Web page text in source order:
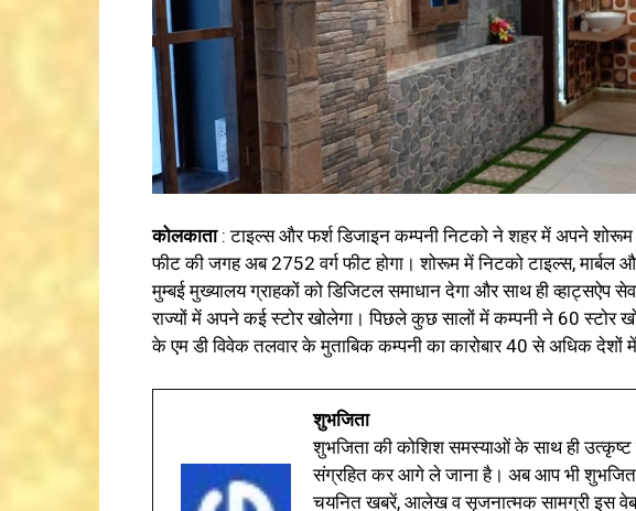
कोलकाता: टाइल्स और फर्श डिजाइन कम्पनी निटको ने शहर में अपने शोरूम
फीट की जगह अब 2752 वर्ग फीट होगा। शोरूम में निटको टाइल्स,
मुम्बई मुख्यालय ग्राहकों को डिजिटल समाधान देगा और साथ ही व्हाट्सऐप
राज्यों में अपने कई स्टोर खोलेगा। पिछले कुछ सालों में कम्पनी ने 60
के एम डी विवेक तलवार के मुताबिक कम्पनी का कारोबार 40 से अधिक देशों
शुभजिता
शुभजिता की कोशिश समस्याओं के साथ ही
संग्रहित कर आगे ले जाना है। अब आप भी
चयनित खबरें, आलेख व सृजनात्मक सामग्री इस